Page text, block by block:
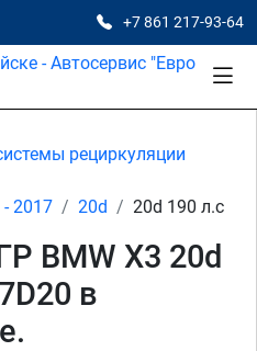
+7 861 217-93-64
рециркуляции
- 2017 20d 20d 190 л.с
BMW X3 20d
в